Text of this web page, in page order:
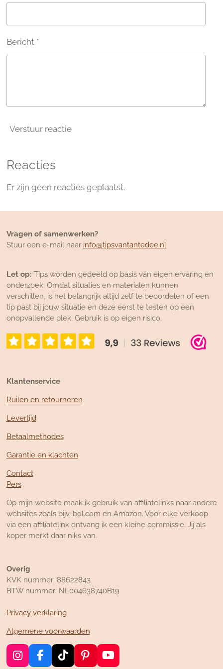
Bericht *
Verstuur reactie
Reacties
Er zijn geen reacties geplaatst.
Vragen of samenwerken?
Stuur een e-mail naar info@tipsvantantedee.nl
Let op: Tips worden gedeeld op basis van eigen ervaring en
onderzoek. Omdat situaties en materialen kunnen
verschillen, is het belangrijk altijd zelf te beoordelen of een
tip past bij jouw situatie en deze eerst te testen op een
onopvallende plek. Gebruik is op eigen risico.
Klantenservice
Ruilen en retourneren
Levertijd
Betaalmethodes
Garantie en klachten
Contact
Pers
Op mijn website maak ik gebruik van affiliatelinks naar andere
websites zoals bijv. bol.com en Amazon. Voor elke verkoop
via een affiliatelink ontvang ik een kleine commissie. Jij als
koper merkt daar niks van.
Overig
KVK nummer: 88622843
BTW nummer: NL004638740B19
Privacy verklaring
Algemene voorwaarden
I
F
T
P
Y